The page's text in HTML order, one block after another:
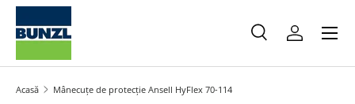
Salt la conținut
Caută
Caută
Meniu
Acasă Mânecuțe de protecție Ansell HyFlex 70-114